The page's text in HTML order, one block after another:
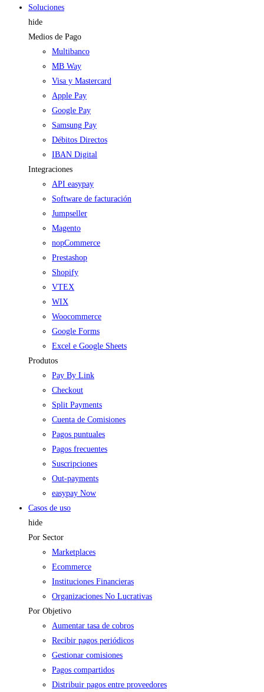
Soluciones
hide
Medios de Pago
Multibanco
MB Way
Visa y Mastercard
Apple Pay
Google Pay
Samsung Pay
Débitos Directos
IBAN Digital
Integraciones
API easypay
Software de facturación
Jumpseller
Magento
nopCommerce
Prestashop
Shopify
VTEX
WIX
Woocommerce
Google Forms
Excel e Google Sheets
Produtos
Pay By Link
Checkout
Split Payments
Cuenta de Comisiones
Pagos puntuales
Pagos frecuentes
Suscripciones
Out-payments
easypay Now
Casos de uso
hide
Por Sector
Marketplaces
Ecommerce
Instituciones Financieras
Organizaciones No Lucrativas
Por Objetivo
Aumentar tasa de cobros
Recibir pagos periódicos
Gestionar comisiones
Pagos compartidos
Distribuir pagos entre proveedores